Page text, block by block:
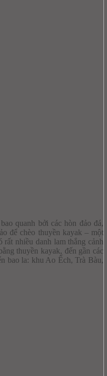
quanh bởi các hòn đảo đá,
để chèo thuyền kayak – một
rất nhiều danh lam thắng cảnh
thuyền kayak, đến gần các
bao la: khu Ao Ếch, Trà Bàu,